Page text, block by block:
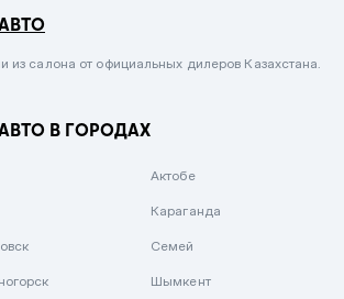
металлик
из салона от официальных дилеров Казахстана.
В ГОРОДАХ
Актобе
Караганда
Семей
Шымкент